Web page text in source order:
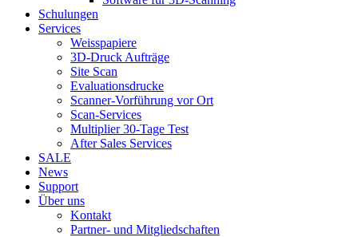
Schulungen
Services
Weisspapiere
3D-Druck Aufträge
Site Scan
Evaluationsdrucke
Scanner-Vorführung vor Ort
Scan-Services
Multiplier 30-Tage Test
After Sales Services
SALE
News
Support
Über uns
Kontakt
Partner- und Mitgliedschaften